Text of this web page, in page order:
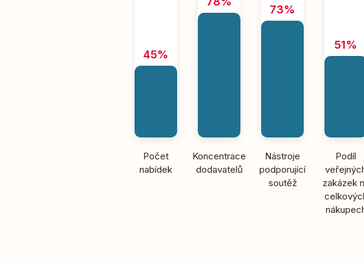
45%
Počet
nabídek
Koncentrace
dodavatelů
73%
Nástroje
podporující
soutěž
51%
Podíl
zakázek